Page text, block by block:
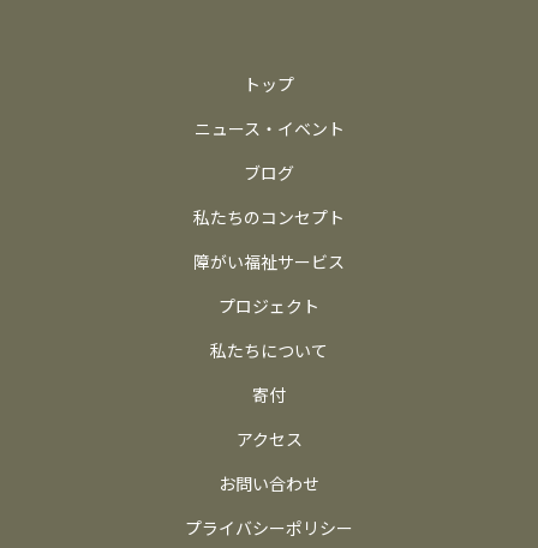
トップ
ニュース・イベント
ブログ
私たちのコンセプト
障がい福祉サービス
プロジェクト
私たちについて
寄付
アクセス
お問い合わせ
プライバシーポリシー